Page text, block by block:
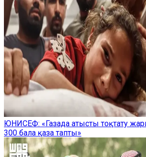
ЮНИСЕФ: «Газада атысты тоқтату
300 бала қаза тапты»